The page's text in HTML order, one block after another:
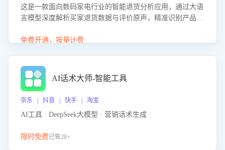
这是一款面向数码家电行业的智能退货分析应用，通过大语
言模型深度解析买家退货数据与评价原声，精准识别产品质
改进建议，通过挖掘用户痛点驱动产品迭代，从根本上降低
免费开通，按量计费
AI话术大师-智能工具
京东 | 抖音 | 快手 | 淘宝
AI工具 · DeepSeek大模型 · 营销话术生成
限时免费已售28+